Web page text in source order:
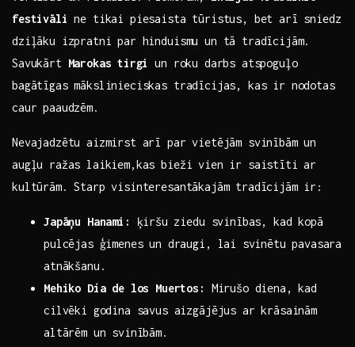
festivāli ne tikai piesaista tūristus, bet ​arī sniedz
dziļāku izpratni par hinduismu un tā tradīcijām.
Savukārt Marokas ⁢tirgi un roku darbs atspoguļo
bagātīgas mākslinieciskas tradīcijas, kas ir nodotas
caur‌ paaudzēm.
Nevajadzētu aizmirst arī par vietējām ​svinībām un ​
augļu ražas laikiem,kas bieži vien ir saistīti ar
kultūrām. Starp visinteresantākajām tradīcijām ir:
Japāņu Hanami:
ķiršu⁤ ziedu​ svinības, kad kopā
pulcējas ģimenes un draugi, lai⁤ svinētu pavasara
atnākšanu.
Mehiko Día de los ​Muertos:
Mirušo diena, kad
cilvēki godina savus aizgājējus ar krāsainām
altārēm un svinībām.